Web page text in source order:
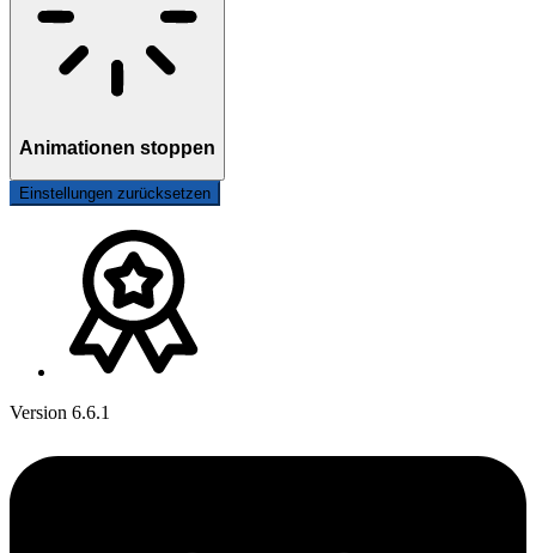
Animationen stoppen
Einstellungen zurücksetzen
Version 6.6.1